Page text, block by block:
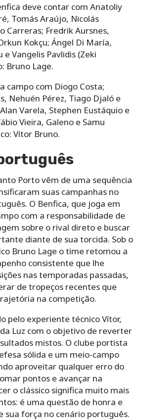
deve contar com Anatoliy
Tomás Araújo, Nicolás
Carreras; Fredrik Aursnes,
Kokçu; Ángel Di María,
Vangelis Pavlidis (Zeki
Bruno Lage.
campo com Diogo Costa;
Nehuén Pérez, Tiago Djaló e
Varela, Stephen Eustáquio e
Vieira, Galeno e Samu
Vítor Bruno.
Porto vêm de uma sequência
suas campanhas no
O Benfica, que joga em
com a responsabilidade de
sobre o rival direto e buscar
diante de sua torcida. Sob o
Bruno Lage o time retomou a
consistente que lhe
nas temporadas passadas,
de tropeços recentes que
na competição.
pelo experiente técnico Vítor,
Luz com o objetivo de reverter
mistos. O clube portista
sólida e um meio-campo
aproveitar qualquer erro do
pontos e avançar na
o clássico significa muito mais
é uma questão de honra e
sua força no cenário português.